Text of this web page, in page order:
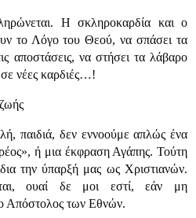
Η σκληροκαρδία και ο
το Λόγο του Θεού, να σπάσει τα
αποστάσεις, να στήσει τα λάβαρο
νέες καρδιές…!
παιδιά, δεν εννοούμε απλώς ένα
ή μια έκφραση Αγάπης. Τούτη
την ύπαρξή μας ως Χριστιανών.
ουαί δε μοι εστί, εάν μη
Απόστολος των Εθνών.